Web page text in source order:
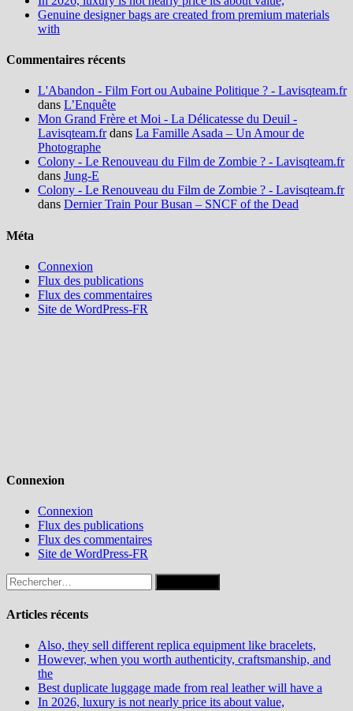
Genuine designer bags are created from premium materials
with
Commentaires récents
L'Abandon - Film Fort ou Aubaine Politique ? - Lavisqteam.fr
dans L’Enquête
Mon Grand Frère et Moi - La Délicatesse du Deuil -
Lavisqteam.frdans La Famille Asada – Un Amour de
Photographe
Colony - Le Renouveau du Film de Zombie ? - Lavisqteam.fr
dans Jung-E
Colony - Le Renouveau du Film de Zombie ? - Lavisqteam.fr
dans Dernier Train Pour Busan – SNCF of the Dead
Méta
Connexion
Flux des publications
Flux des commentaires
Site de WordPress-FR
Connexion
Connexion
Flux des publications
Flux des commentaires
Site de WordPress-FR
Rechercher :
Articles récents
Also, they sell different replica equipment like bracelets,
However, when you worth authenticity, craftsmanship, and
the
Best duplicate luggage made from real leather will have a
In 2026, luxury is not nearly price its about value,